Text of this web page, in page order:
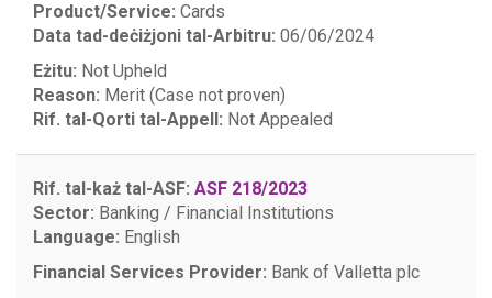
Product/Service: Cards
Data tad-deċiżjoni tal-Arbitru: 06/06/2024
Eżitu: Not Upheld
Reason: Merit (Case not proven)
Rif. tal-Qorti tal-Appell: Not Appealed
Rif. tal-każ tal-ASF: ASF 218/2023
Sector: Banking / Financial Institutions
Language: English
Financial Services Provider: Bank of Valletta plc